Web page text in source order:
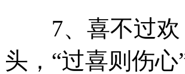
7、喜不过欢
头，“过喜则伤